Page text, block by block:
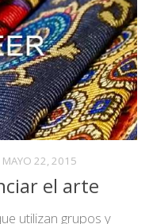
MAYO 22, 2015
el arte
utilizan grupos y